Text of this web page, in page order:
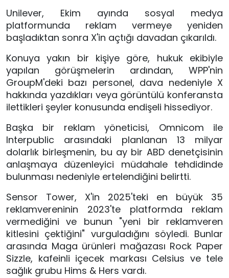
Unilever, Ekim ayında sosyal medya
platformunda reklam vermeye yeniden
başladıktan sonra X'in açtığı davadan çıkarıldı.
Konuya yakın bir kişiye göre, hukuk ekibiyle
yapılan görüşmelerin ardından, WPP'nin
GroupM'deki bazı personel, dava nedeniyle X
hakkında yazdıkları veya görüntülü konferansta
ilettikleri şeyler konusunda endişeli hissediyor.
Başka bir reklam yöneticisi, Omnicom ile
Interpublic arasındaki planlanan 13 milyar
dolarlık birleşmenin, bu ay bir ABD denetçisinin
anlaşmaya düzenleyici müdahale tehdidinde
bulunması nedeniyle ertelendiğini belirtti.
Sensor Tower, X'in 2025'teki en büyük 35
reklamvereninin 2023'te platformda reklam
vermediğini ve bunun "yeni bir reklamveren
kitlesini çektiğini" vurguladığını söyledi. Bunlar
arasında Maga ürünleri mağazası Rock Paper
Sizzle, kafeinli içecek markası Celsius ve tele
sağlık grubu Hims & Hers vardı.